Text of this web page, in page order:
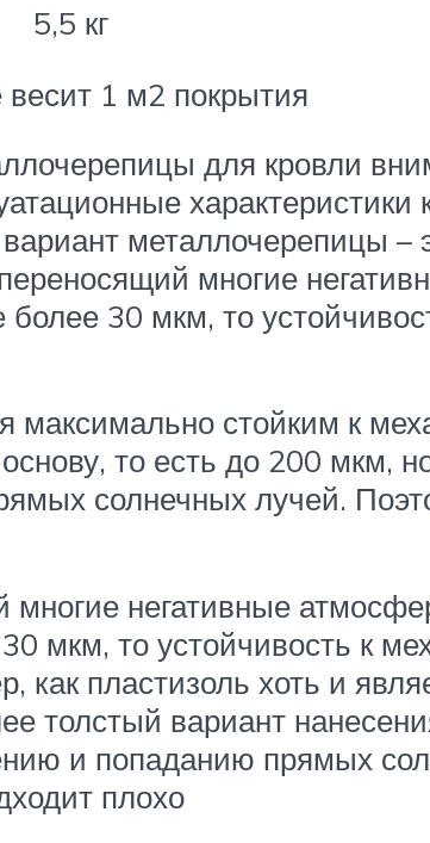
5,5 кг
1 м2 покрытия
для кровли
характеристики
металлочерепицы –
многие
30 мкм, то
максимально стойким к
то есть до 200 мкм,
солнечных лучей.
негативные
мкм, то устойчивость к
как пластизоль хоть и
толстый вариант
и попаданию прямых
плохо